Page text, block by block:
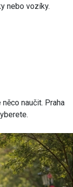
nebo vozíky.
naučit. Praha